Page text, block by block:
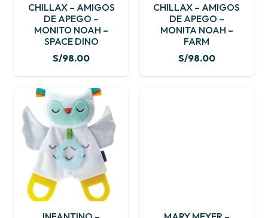
CHILLAX – AMIGOS
DE APEGO –
MONITO NOAH –
SPACE DINO
S/98.00
CHILLAX – AMIGOS
DE APEGO –
MONITA NOAH –
FARM
S/98.00